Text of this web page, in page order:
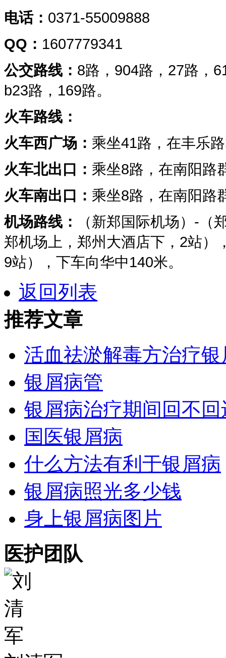
电话： 0371-55009888
QQ： 1607779341
公交路线： 8路，904路，27路，
b23路，169路。
火车路线：
火车西广场： 乘坐41路，在丰乐
火车北出口： 乘坐8路，在南阳路
火车南出口： 乘坐8路，在南阳路
机场路线：
（新郑国际机场）-（
郑机场上，郑州大酒店下，2站）
9站），下车向华中140米。
返回列表
推荐文章
活血祛淤解毒方治疗银
银屑病管
银屑病治疗期间回不回
国医银屑病
什么方法有利于银屑病
银屑病照光多少钱
身上银屑病图片
医护团队